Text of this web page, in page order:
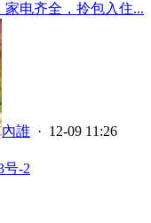
电齐全，拎包入住...
內誰 · 12-09 11:26
号-2